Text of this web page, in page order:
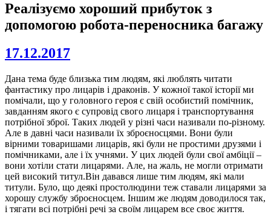
Реалізуємо хороший прибуток з
допомогою робота-переносника багажу
17.12.2017
Дана тема буде близька тим людям, які люблять читати
фантастику про лицарів і драконів. У кожної такої історії ми
помічали, що у головного героя є свій особистий помічник,
завданням якого є супровід свого лицаря і транспортування
потрібної зброї. Таких людей у різні часи називали по-різному.
Але в давні часи називали їх зброєносцями. Вони були
вірними товаришами лицарів, які були не простими друзями і
помічниками, але і їх учнями. У цих людей були свої амбіції –
вони хотіли стати лицарями. Але, на жаль, не могли отримати
цей високий титул.Він давався лише тим людям, які мали
титули. Було, що деякі простолюдини теж ставали лицарями за
хорошу службу зброєносцем. Іншим же людям доводилося так,
і тягати всі потрібні речі за своїм лицарем все своє життя.